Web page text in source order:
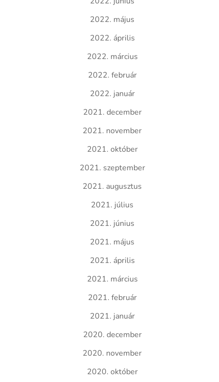
2022. május
2022. április
2022. március
2022. február
2022. január
2021. december
2021. november
2021. október
2021. szeptember
2021. augusztus
2021. július
2021. június
2021. május
2021. április
2021. március
2021. február
2021. január
2020. december
2020. november
2020. október